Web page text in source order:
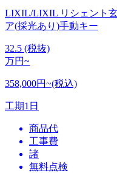
LIXIL/LIXIL リシェン
ア(採光あり)手動キー
32.5 (税抜)
万円~
358,000円~(税込)
工期1日
商品代
工事費
諸
無料点検